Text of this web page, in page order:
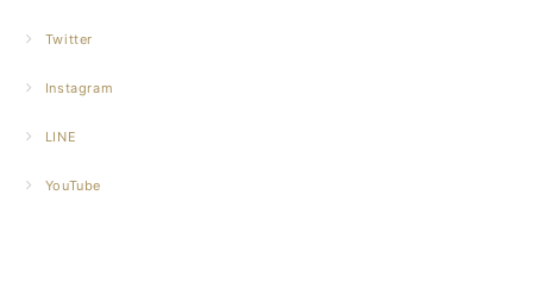
Twitter
Instagram
LINE
YouTube